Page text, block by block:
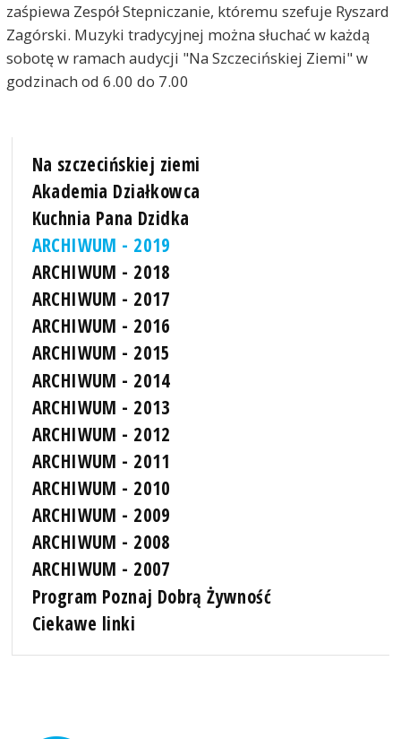
zaśpiewa Zespół Stepniczanie, któremu szefuje Ryszard
Zagórski. Muzyki tradycyjnej można słuchać w każdą
sobotę w ramach audycji "Na Szczecińskiej Ziemi" w
godzinach od 6.00 do 7.00
Na szczecińskiej ziemi
Akademia Działkowca
Kuchnia Pana Dzidka
ARCHIWUM - 2019
ARCHIWUM - 2018
ARCHIWUM - 2017
ARCHIWUM - 2016
ARCHIWUM - 2015
ARCHIWUM - 2014
ARCHIWUM - 2013
ARCHIWUM - 2012
ARCHIWUM - 2011
ARCHIWUM - 2010
ARCHIWUM - 2009
ARCHIWUM - 2008
ARCHIWUM - 2007
Program Poznaj Dobrą Żywność
Ciekawe linki